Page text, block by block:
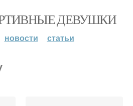
ДЕВУШКИ
новости статьи